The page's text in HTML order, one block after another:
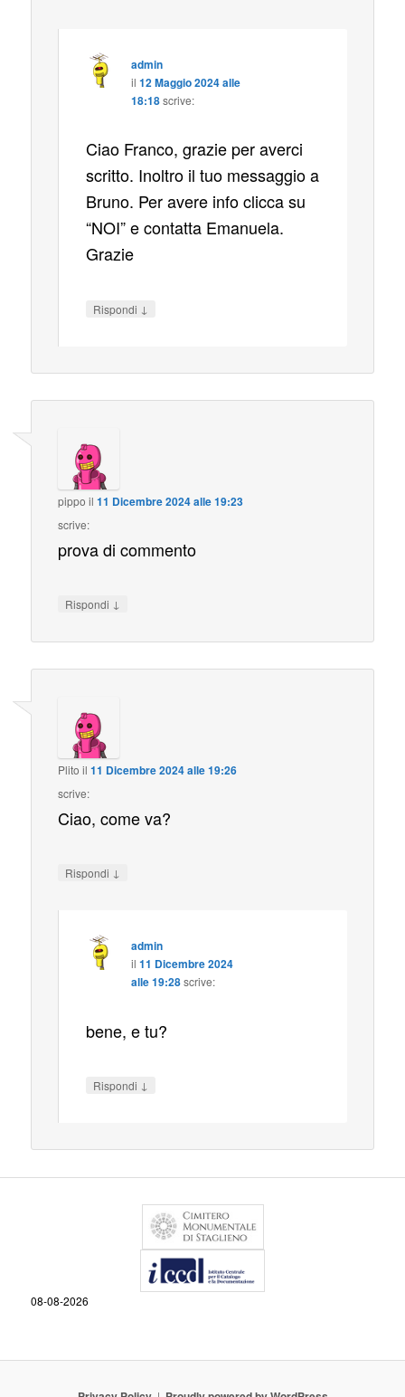
admin
il 12 Maggio 2024 alle
18:18 scrive:
Ciao Franco, grazie per averci
scritto. Inoltro il tuo messaggio a
Bruno. Per avere info clicca su
“NOI” e contatta Emanuela.
Grazie
Rispondi ↓
pippo il11 Dicembre 2024 alle 19:23
scrive:
prova di commento
Rispondi ↓
Plito il11 Dicembre 2024 alle 19:26
scrive:
Ciao, come va?
Rispondi ↓
admin
il 11 Dicembre 2024
alle 19:28 scrive:
bene, e tu?
Rispondi ↓
08-08-2026